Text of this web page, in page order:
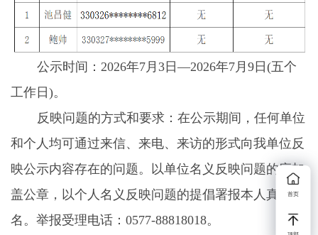
公示时间： 2026年7月 3 日 —2026年7月 9 日 (五个
工作日 )。
反映问题的方式和要求：在公示期间，任何单位
和个人均可通过来信、来电、来访的形式向我单位反
映公示内容存在的问题。以单位名义反映问题的应加
盖公章，以个人名义反映问题的提倡署报本人真实姓
名。举报受理电话： 0577-88818018。
首页